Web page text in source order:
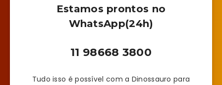
Estamos prontos no
WhatsApp(24h)
11 98668 3800
Tudo isso é possível com a Dinossauro para